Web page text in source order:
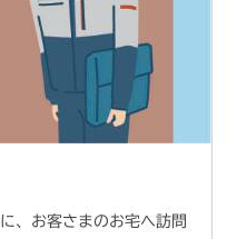
、お客さまのお宅へ訪問